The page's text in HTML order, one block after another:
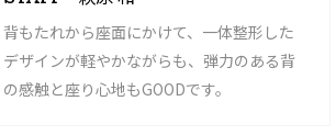
背もたれから座面にかけて、一体整形した
デザインが軽やかながらも、弾力のある背
の感触と座り心地もGOODです。